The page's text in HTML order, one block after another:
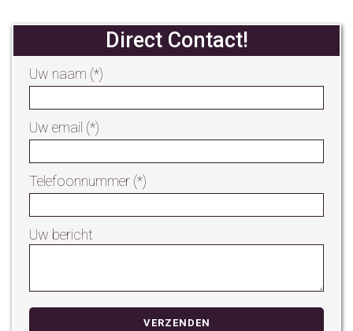
Direct Contact!
Uw naam (*)
Uw email (*)
Telefoonnummer (*)
Uw bericht